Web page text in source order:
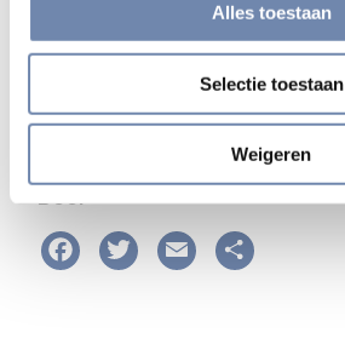
Alles toestaan
Selectie toestaan
Weigeren
Bekijk alle nieuwsberichten
Deel
FacebookTwitter Email